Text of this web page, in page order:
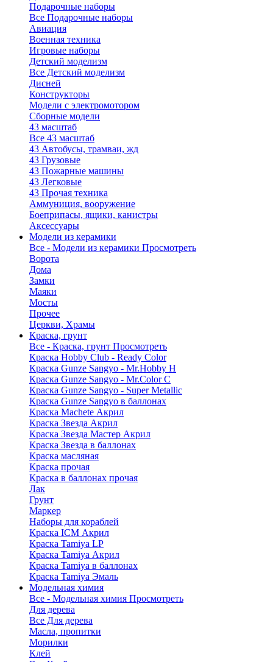
Подарочные наборы
Все Подарочные наборы
Авиация
Военная техника
Игровые наборы
Детский моделизм
Все Детский моделизм
Дисней
Конструкторы
Модели с электромотором
Сборные модели
43 масштаб
Все 43 масштаб
43 Автобусы, трамваи, жд
43 Грузовые
43 Пожарные машины
43 Легковые
43 Прочая техника
Аммуниция, вооружение
Боеприпасы, ящики, канистры
Аксессуары
Модели из керамики
Все - Модели из керамики Просмотреть
Ворота
Дома
Замки
Маяки
Мосты
Прочее
Церкви, Храмы
Краска, грунт
Все - Краска, грунт Просмотреть
Краска Hobby Club - Ready Color
Краска Gunze Sangyo - Mr.Hobby H
Краска Gunze Sangyo - Mr.Color C
Краска Gunze Sangyo - Super Metallic
Краска Gunze Sangyo в баллонах
Краска Machete Акрил
Краска Звезда Акрил
Краска Звезда Мастер Акрил
Краска Звезда в баллонах
Краска масляная
Краска прочая
Краска в баллонах прочая
Лак
Грунт
Маркер
Наборы для кораблей
Краска ICM Акрил
Краска Tamiya LP
Краска Tamiya Акрил
Краска Tamiya в баллонах
Краска Tamiya Эмаль
Модельная химия
Все - Модельная химия Просмотреть
Для дерева
Все Для дерева
Масла, пропитки
Морилки
Клей